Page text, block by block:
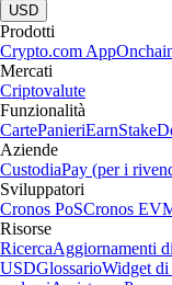
USD
Prodotti
Crypto.com App
Mercati
Criptovalute
Funzionalità
CartePanieriEarnStake
Aziende
CustodiaPay (per i
Sviluppatori
Cronos PoSCronos
Risorse
RicercaAggiornamenti
USDGlossarioWidget di